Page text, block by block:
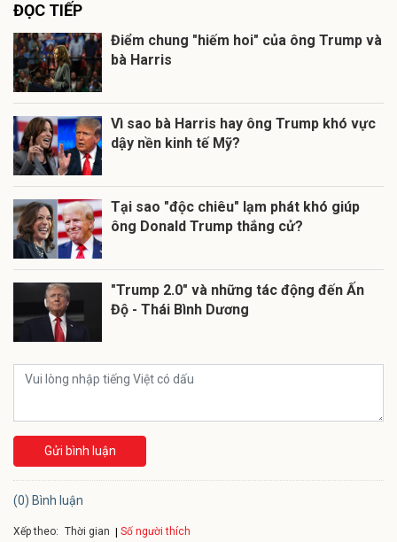
ĐỌC TIẾP
Điểm chung "hiếm hoi" của ông Trump và
bà Harris
Vì sao bà Harris hay ông Trump khó vực
dậy nền kinh tế Mỹ?
Tại sao "độc chiêu" lạm phát khó giúp
ông Donald Trump thắng cử?
"Trump 2.0" và những tác động đến Ấn
Độ - Thái Bình Dương
Gửi bình luận
(0) Bình luận
Xếp theo: Thời gian Số người thích